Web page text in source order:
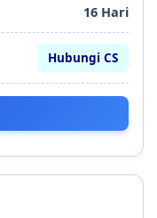
16 Hari
Hubungi CS